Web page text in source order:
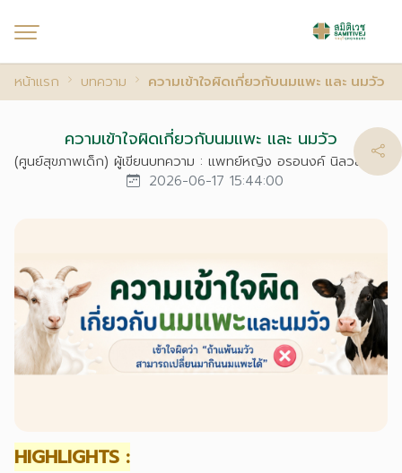
หน้าแรก บทความ ความเข้าใจผิดเกี่ยวกับนมแพะ และ นมวัว
ความเข้าใจผิดเกี่ยวกับนมแพะ และ นมวัว
(ศูนย์สุขภาพเด็ก) ผู้เขียนบทความ : แพทย์หญิง อรอนงค์ นิลวลัยกุล
2026-06-17 15:44:00
HIGHLIGHTS :